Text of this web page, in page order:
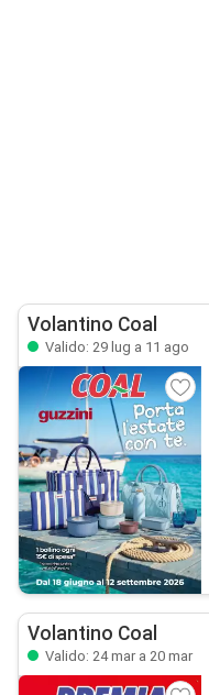
Volantino Coal
Valido: 29 lug a 11 ago
Volantino Coal
Valido: 24 mar a 20 mar